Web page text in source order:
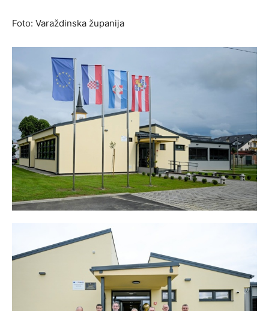
Foto: Varaždinska županija